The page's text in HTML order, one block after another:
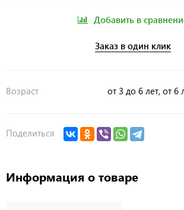
Добавить в
Заказ в один клик
Возраст от 3 до 6 лет, от 6
Поделиться
Информация о товаре